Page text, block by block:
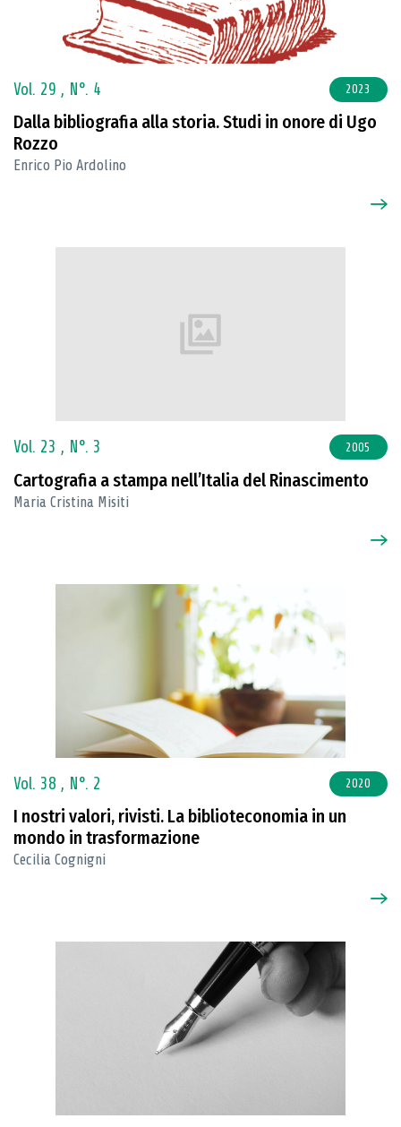
Vol. 29 , N°. 4 2023
Dalla bibliografia alla storia. Studi in onore di Ugo
Rozzo
Enrico Pio Ardolino
Vol. 23 , N°. 3 2005
Cartografia a stampa nell’Italia del Rinascimento
Maria Cristina Misiti
Vol. 38 , N°. 2 2020
I nostri valori, rivisti. La biblioteconomia in un
mondo in trasformazione
Cecilia Cognigni